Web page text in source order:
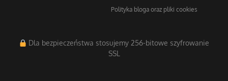
Polityka bloga oraz pliki cookies
Dla bezpieczeństwa stosujemy 256-bitowe szyfrowanie
SSL